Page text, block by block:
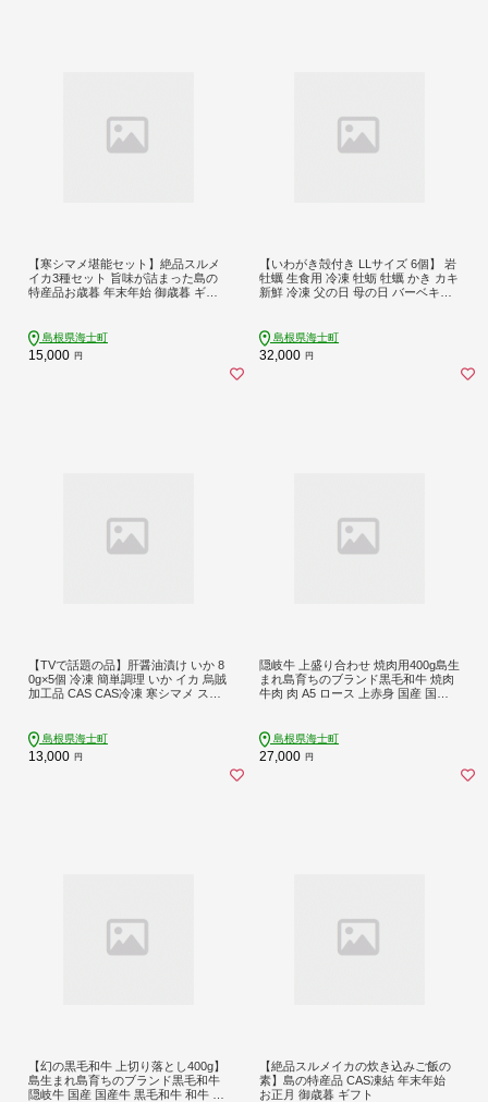
【寒シマメ堪能セット】絶品スルメ
イカ3種セット 旨味が詰まった島の
特産品お歳暮 年末年始 御歳暮 ギフ
島根県海士町
15,000 円
【いわがき殻付き LLサイズ 6個】 岩
牡蠣 生食用 冷凍 牡蛎 牡蠣 かき カキ
新鮮 冷凍 父の日 母の日 バーベキュ
島根県海士町
32,000 円
【TVで話題の品】肝醤油漬け いか 8
0g×5個 冷凍 簡単調理 いか イカ 烏賊
加工品 CAS CAS冷凍 寒シマメ スル
島根県海士町
13,000 円
隠岐牛 上盛り合わせ 焼肉用400g島生
まれ島育ちのブランド黒毛和牛 焼肉
牛肉 肉 A5 ロース 上赤身 国産 国産
島根県海士町
27,000 円
【幻の黒毛和牛 上切り落とし400g】
島生まれ島育ちのブランド黒毛和牛
隠岐牛 国産 国産牛 黒毛和牛 和牛 牛
【絶品スルメイカの炊き込みご飯の
素】島の特産品 CAS凍結 年末年始
お正月 御歳暮 ギフト